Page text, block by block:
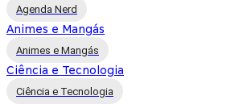
Agenda Nerd
Animes e Mangás
Animes e Mangás
Ciência e Tecnologia
Ciência e Tecnologia